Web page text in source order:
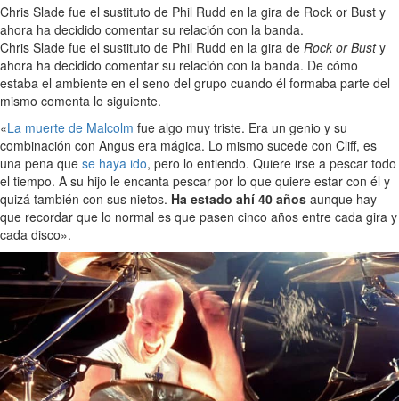
Chris Slade fue el sustituto de Phil Rudd en la gira de Rock or Bust y
ahora ha decidido comentar su relación con la banda.
Chris Slade fue el sustituto de Phil Rudd en la gira de Rock or Busty
ahora ha decidido comentar su relación con la banda. De cómo
estaba el ambiente en el seno del grupo cuando él formaba parte del
mismo comenta lo siguiente.
«La muerte de Malcolm fue algo muy triste. Era un genio y su
combinación con Angus era mágica. Lo mismo sucede con Cliff, es
una pena que se haya ido, pero lo entiendo. Quiere irse a pescar todo
el tiempo. A su hijo le encanta pescar por lo que quiere estar con él y
quizá también con sus nietos. Ha estado ahí 40 años aunque hay
que recordar que lo normal es que pasen cinco años entre cada gira y
cada disco».